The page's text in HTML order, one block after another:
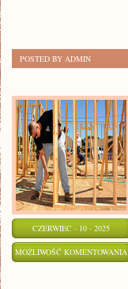
POSTED BY ADMIN
CZERWIEC - 10 - 2025
MOŻLIWOŚĆ KOMENTOWANIA